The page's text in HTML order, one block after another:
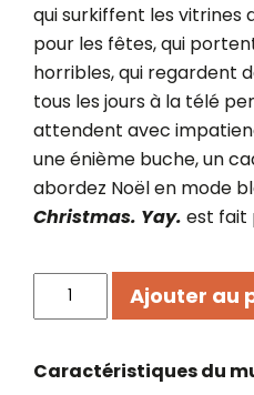
qui surkiffent les vitrines
pour les fêtes, qui
horribles, qui regardent
tous les jours à la télé
attendent avec
une énième buche, un
abordez Noël en mode
Christmas. Yay. est fait
quantité
Yay.
Ajouter au
Caractéristiques du